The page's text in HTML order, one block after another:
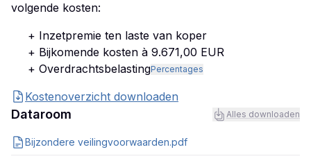
volgende kosten:
+ Inzetpremie ten laste van koper
+ Bijkomende kosten à 9.671,00 EUR
+ OverdrachtsbelastingPercentages
Kostenoverzicht downloaden
Dataroom Alles downloaden
Bijzondere veilingvoorwaarden.pdf